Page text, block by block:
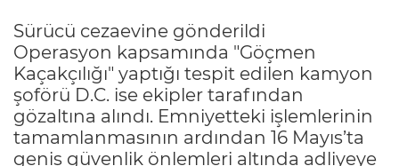
Sürücü cezaevine gönderildi
Operasyon kapsamında "Göçmen
Kaçakçılığı" yaptığı tespit edilen kamyon
şoförü D.C. ise ekipler tarafından
gözaltına alındı. Emniyetteki işlemlerinin
tamamlanmasının ardından 16 Mayıs’ta
geniş güvenlik önlemleri altında adliyeye